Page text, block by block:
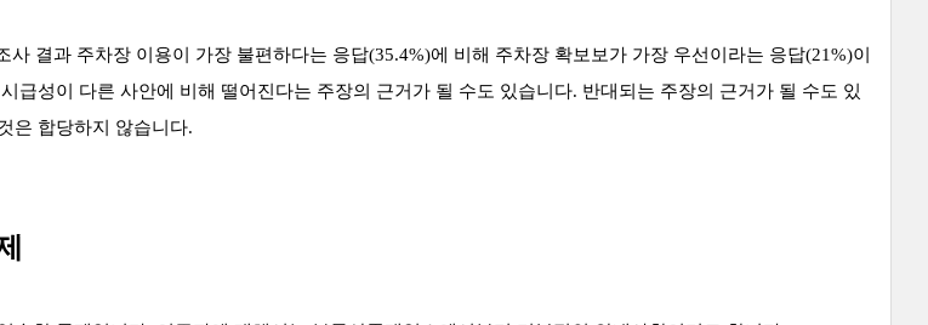
사 결과 주차장 이용이 가장 불편하다는 응답(35.4%)에 비해 주차장 확보보가 가장 우선이라는 응답(21%)이
급성이 다른 사안에 비해 떨어진다는 주장의 근거가 될 수도 있습니다. 반대되는 주장의 근거가 될 수도 있
은 합당하지 않습니다.